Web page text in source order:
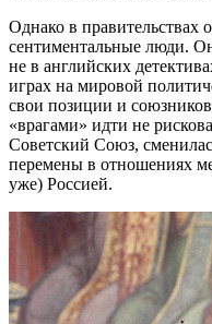
Однако в правительствах
сентиментальные люди.
не в английских
играх на мировой
свои позиции и
«врагами» идти не
Советский Союз,
перемены в отношениях
уже) Россией.